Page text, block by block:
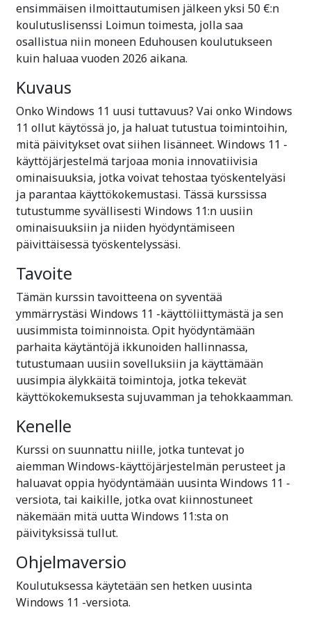
ensimmäisen ilmoittautumisen jälkeen yksi 50 €:n
koulutuslisenssi Loimun toimesta, jolla saa
osallistua niin moneen Eduhousen koulutukseen
kuin haluaa vuoden 2026 aikana.
Kuvaus
Onko Windows 11 uusi tuttavuus? Vai onko Windows
11 ollut käytössä jo, ja haluat tutustua toimintoihin,
mitä päivitykset ovat siihen lisänneet. Windows 11 -
käyttöjärjestelmä tarjoaa monia innovatiivisia
ominaisuuksia, jotka voivat tehostaa työskentelyäsi
ja parantaa käyttökokemustasi. Tässä kurssissa
tutustumme syvällisesti Windows 11:n uusiin
ominaisuuksiin ja niiden hyödyntämiseen
päivittäisessä työskentelyssäsi.
Tavoite
Tämän kurssin tavoitteena on syventää
ymmärrystäsi Windows 11 -käyttöliittymästä ja sen
uusimmista toiminnoista. Opit hyödyntämään
parhaita käytäntöjä ikkunoiden hallinnassa,
tutustumaan uusiin sovelluksiin ja käyttämään
uusimpia älykkäitä toimintoja, jotka tekevät
käyttökokemuksesta sujuvamman ja tehokkaamman.
Kenelle
Kurssi on suunnattu niille, jotka tuntevat jo
aiemman Windows-käyttöjärjestelmän perusteet ja
haluavat oppia hyödyntämään uusinta Windows 11 -
versiota, tai kaikille, jotka ovat kiinnostuneet
näkemään mitä uutta Windows 11:sta on
päivityksissä tullut.
Ohjelmaversio
Koulutuksessa käytetään sen hetken uusinta
Windows 11 -versiota.